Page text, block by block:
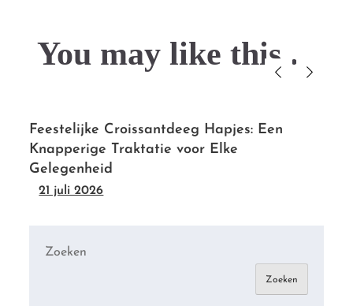
You may like this....
Feestelijke Croissantdeeg Hapjes: Een
Knapperige Traktatie voor Elke
Gelegenheid
21 juli 2026
Zoeken
Zoeken